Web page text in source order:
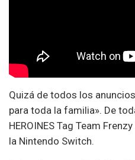
Quizá de todos los
para toda la familia». De
HEROINES Tag Team
la Nintendo Switch.